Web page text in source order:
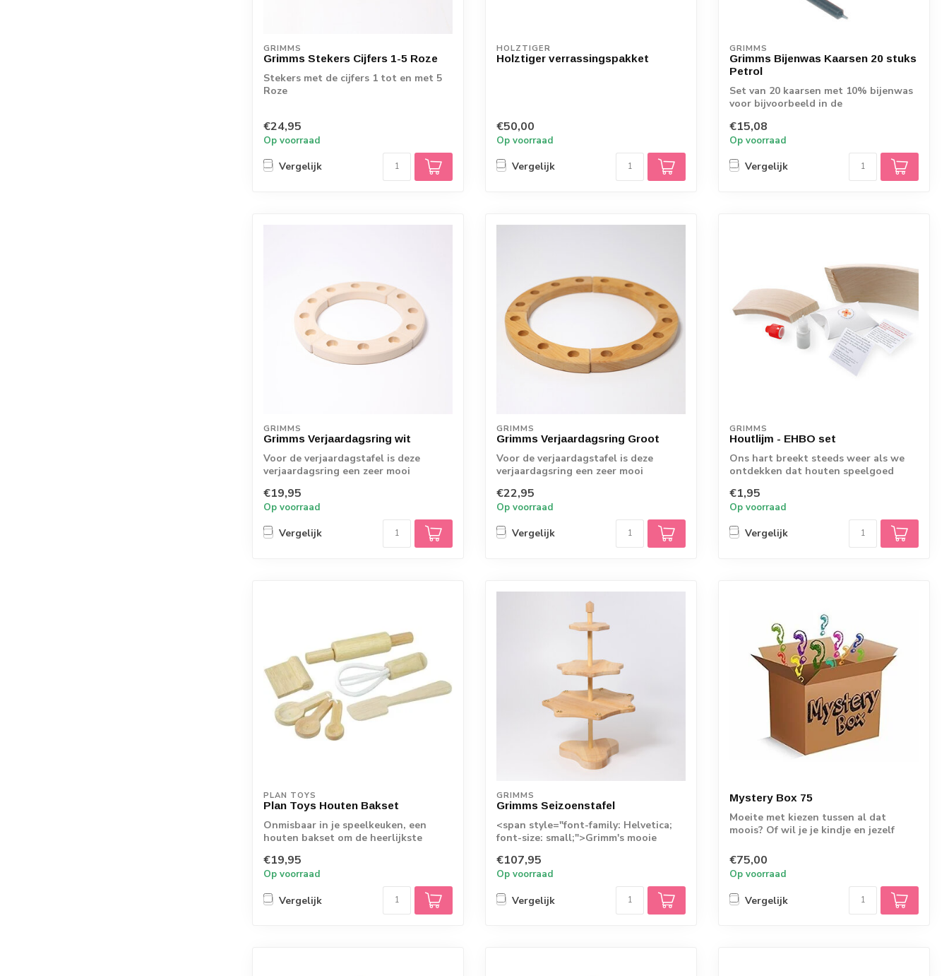
GRIMMS
Grimms Stekers Cijfers 1-5 Roze
Stekers met de cijfers 1 tot en met 5
Roze
€24,95
Op voorraad
Vergelijk
HOLZTIGER
Holztiger verrassingspakket
€50,00
Op voorraad
Vergelijk
GRIMMS
Grimms Bijenwas Kaarsen 20 stuks
Petrol
Set van 20 kaarsen met 10% bijenwas
voor bijvoorbeeld in de
€15,08
Op voorraad
Vergelijk
GRIMMS
Grimms Verjaardagsring wit
Voor de verjaardagstafel is deze
verjaardagsring een zeer mooi
€19,95
Op voorraad
Vergelijk
GRIMMS
Grimms Verjaardagsring Groot
Voor de verjaardagstafel is deze
verjaardagsring een zeer mooi
€22,95
Op voorraad
Vergelijk
GRIMMS
Houtlijm - EHBO set
Ons hart breekt steeds weer als we
ontdekken dat houten speelgoed
€1,95
Op voorraad
Vergelijk
PLAN TOYS
Plan Toys Houten Bakset
Onmisbaar in je speelkeuken, een
houten bakset om de heerlijkste
€19,95
Op voorraad
Vergelijk
GRIMMS
Grimms Seizoenstafel
<span style="font-family: Helvetica;
font-size: small;">Grimm's mooie
€107,95
Op voorraad
Vergelijk
Mystery Box 75
Moeite met kiezen tussen al dat
moois? Of wil je je kindje en jezelf
€75,00
Op voorraad
Vergelijk